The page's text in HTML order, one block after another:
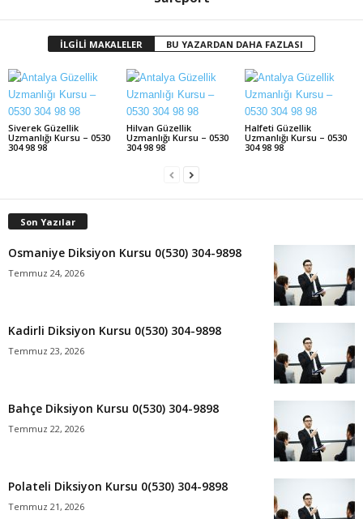
İLGİLİ MAKALELER BU YAZARDAN DAHA FAZLASI
Siverek Güzellik
Uzmanlığı Kursu – 0530
304 98 98
Hilvan Güzellik
Uzmanlığı Kursu – 0530
304 98 98
Halfeti Güzellik
Uzmanlığı Kursu – 0530
304 98 98
Son Yazılar
Osmaniye Diksiyon Kursu 0(530) 304-9898
Temmuz 24, 2026
Kadirli Diksiyon Kursu 0(530) 304-9898
Temmuz 23, 2026
Bahçe Diksiyon Kursu 0(530) 304-9898
Temmuz 22, 2026
Polateli Diksiyon Kursu 0(530) 304-9898
Temmuz 21, 2026